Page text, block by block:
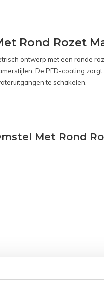
Rond Rozet
ontwerp met een ronde
De PED-coating
te schakelen.
Met Rond